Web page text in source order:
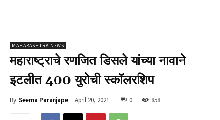
MAHARASHTRA NEWS
महाराष्ट्राचे रणजित डिसले यांच्या नावाने
इटलीत 400 युरोची स्कॉलरशिप
By Seema Paranjape April 20, 2021 0 858